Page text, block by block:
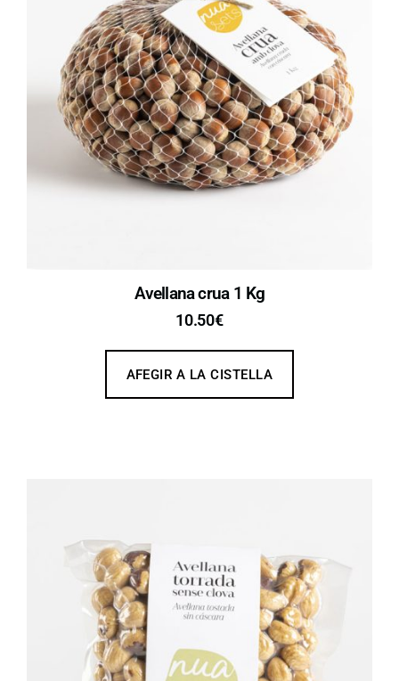
Avellana crua 1 Kg
10.50€
AFEGIR A LA CISTELLA